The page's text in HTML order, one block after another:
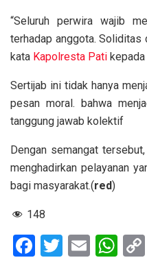
“Seluruh perwira wajib
terhadap anggota. Soliditas
kata Kapolresta Pati
Sertijab ini tidak hanya
pesan moral. bahwa
tanggung jawab kolektif
Dengan semangat
menghadirkan pelayanan
bagi masyarakat.(red)
148
F
T
E
W